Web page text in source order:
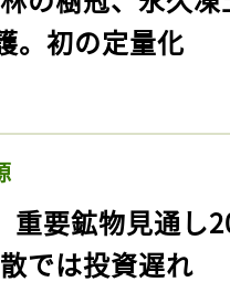
。初の定量化
重要鉱物見通
では投資遅れ